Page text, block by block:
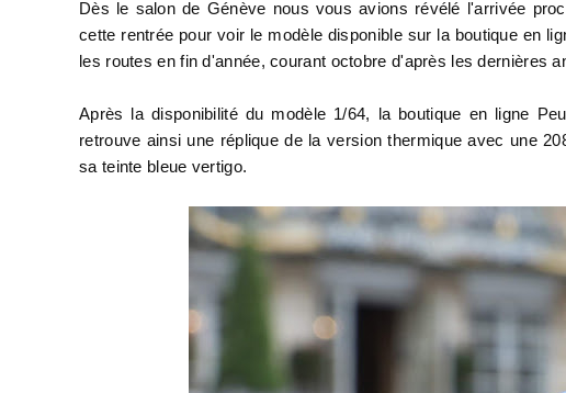
Dès le salon de Génève nous vous avions révélé l'arrivée
cette rentrée pour voir le modèle disponible sur la boutique en
les routes en fin d'année, courant octobre d'après les dernières
Après la disponibilité du modèle 1/64, la boutique en ligne
retrouve ainsi une réplique de la version thermique avec une
sa teinte bleue vertigo.